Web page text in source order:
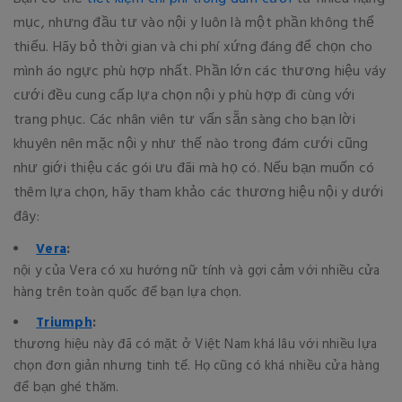
mục, nhưng đầu tư vào nội y luôn là một phần không thể
thiếu. Hãy bỏ thời gian và chi phí xứng đáng để chọn cho
mình áo ngực phù hợp nhất. Phần lớn các thương hiệu váy
cưới đều cung cấp lựa chọn nội y phù hợp đi cùng với
trang phục. Các nhân viên tư vấn sẵn sàng cho bạn lời
khuyên nên mặc nội y như thế nào trong đám cưới cũng
như giới thiệu các gói ưu đãi mà họ có. Nếu bạn muốn có
thêm lựa chọn, hãy tham khảo các thương hiệu nội y dưới
đây:
Vera:
nội y của Vera có xu hướng nữ tính và gợi cảm với nhiều cửa
hàng trên toàn quốc để bạn lựa chọn.
Triumph:
thương hiệu này đã có mặt ở Việt Nam khá lâu với nhiều lựa
chọn đơn giản nhưng tinh tế. Họ cũng có khá nhiều cửa hàng
để bạn ghé thăm.